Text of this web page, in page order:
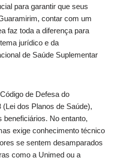
para garantir que seus
contar com um
faz toda a diferença para
jurídico e da
de Saúde Suplementar
de Defesa do
(Lei dos Planos de Saúde),
No entanto,
exige conhecimento técnico
se sentem desamparados
como a Unimed ou a